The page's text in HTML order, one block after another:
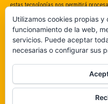
estas tecnologías nos permitirá
consentimiento puede afectar
funciones.
De
Utilizamos cookies propias
funcionamiento de la web,
servicios. Puede aceptar
necesarias o configurar sus